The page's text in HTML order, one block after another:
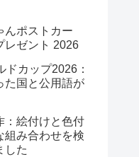
んポストカー
レゼント 2026
ドカップ2026：
た国と公用語が
：絵付けと色付
組み合わせを検
した